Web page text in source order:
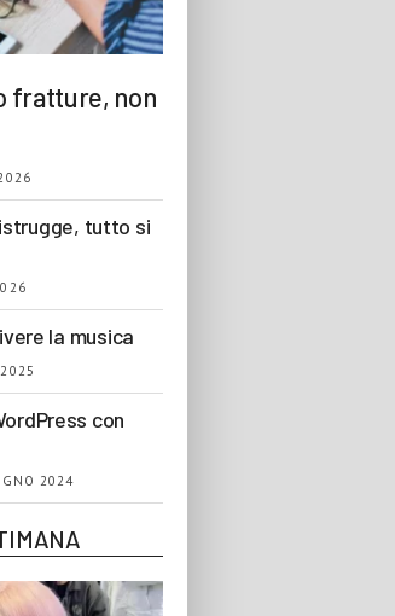
fratture, non
tutto si
la musica
con
2024